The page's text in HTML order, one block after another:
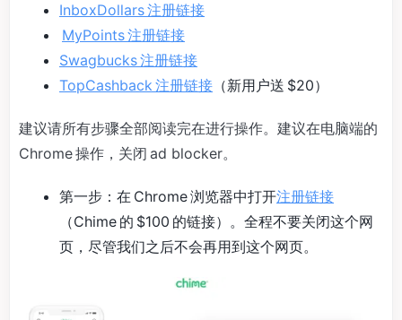
InboxDollars 注册链接
MyPoints 注册链接
Swagbucks 注册链接
TopCashback 注册链接 （新用户送 $20）
建议请所有步骤全部阅读完在进行操作。建议在电脑端的
Chrome 操作，关闭 ad blocker。
第一步：在 Chrome 浏览器中打开注册链接
（Chime 的 $100 的链接）。全程不要关闭这个网
页，尽管我们之后不会再用到这个网页。